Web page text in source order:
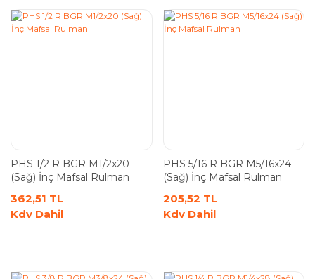
PHS 1/2 R BGR M1/2x20
(Sağ) İnç Mafsal Rulman
362,51 TL
Kdv Dahil
PHS 5/16 R BGR M5/16x24
(Sağ) İnç Mafsal Rulman
205,52 TL
Kdv Dahil